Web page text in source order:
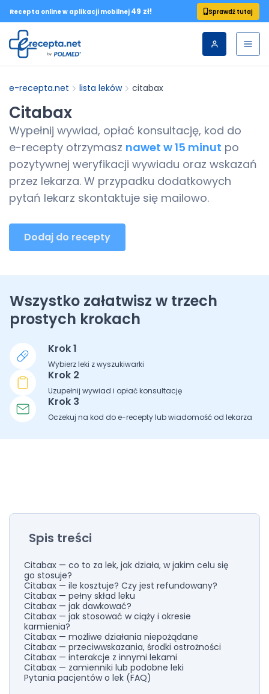
Recepta online w aplikacji mobilnej 49 zł! Sprawdź tutaj
e-recepta.net lista leków citabax
Citabax
Wypełnij wywiad, opłać konsultację, kod do
e-recepty otrzymasz nawet w 15 minut po
pozytywnej weryfikacji wywiadu oraz wskazań
przez lekarza. W przypadku dodatkowych
pytań lekarz skontaktuje się mailowo.
Dodaj do recepty
Wszystko załatwisz w trzech
prostych krokach
Krok 1
Wybierz leki z wyszukiwarki
Krok 2
Uzupełnij wywiad i opłać konsultację
Krok 3
Oczekuj na kod do e-recepty lub wiadomość od lekarza
Spis treści
Citabax — co to za lek, jak działa, w jakim celu się
go stosuje?
Citabax — ile kosztuje? Czy jest refundowany?
Citabax — pełny skład leku
Citabax — jak dawkować?
Citabax — jak stosować w ciąży i okresie
karmienia?
Citabax — możliwe działania niepożądane
Citabax — przeciwwskazania, środki ostrożności
Citabax — interakcje z innymi lekami
Citabax — zamienniki lub podobne leki
Pytania pacjentów o lek (FAQ)